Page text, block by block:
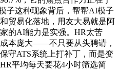
子这种现象背后，帮帮AI模子
贸易化落地，用友大易就是阿
的AI能力是实强。HR太苦
本庞大——不只要从头聘请，
守ATS系统上打补丁，而是变
平均每天要花4小时筛选简